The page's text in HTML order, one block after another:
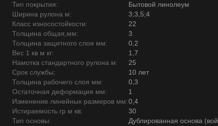
Тип покрытия:
Бытовой линолеум
Ширина рулона м:
3;3,5;4
Класс износостойкости:
22
Толщина общая,мм:
3
Толщина защитного слоя мм:
0,2
Вес 1 кв м кг:
1,7
Намотка стандартного рулона м:
25
Срок службы:
10 лет
Толщина рабочего слоя мм:
0,3
Остаточная деформация мм:
1
Изменение линейных размеров мм:0,4
Истираемость гр м кв:
30
Тип основы:
Дублированная основа